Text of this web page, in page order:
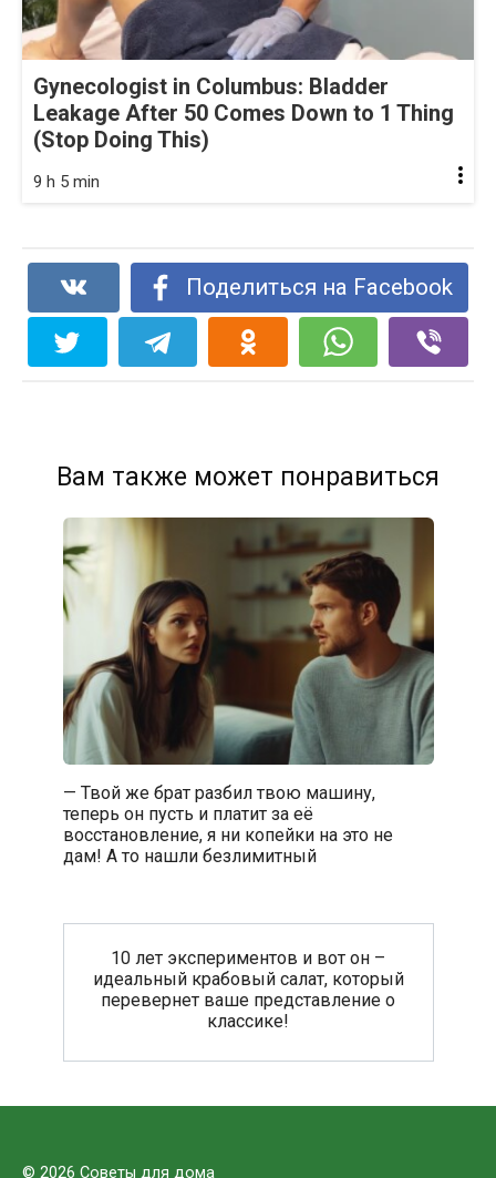
Gynecologist in Columbus: Bladder
Leakage After 50 Comes Down to 1 Thing
(Stop Doing This)
9 h 5 min
Поделиться на Facebook
Вам также может понравиться
— Твой же брат разбил твою машину,
теперь он пусть и платит за её
восстановление, я ни копейки на это не
дам! А то нашли безлимитный
10 лет экспериментов и вот он –
идеальный крабовый салат, который
перевернет ваше представление о
классике!
© 2026 Советы для дома